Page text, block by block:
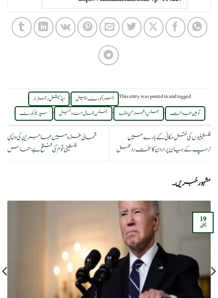
This entry was posted inand tagged انٹراکورٹ اپیل , ایڈیشنل رجسٹرار ,
توہین عدالت , جسٹس اطہر من اللہ , جسٹس جمال مندوخیل , سپریم کورٹ .
فلسطینیوں کی نقل مکانی کے بارے میں
ٹرمپ کے بیان پر اردن کا سخت ردعمل
شمالی غزہ میں مہاجرین کی واپسی
فلسطینی قوم کی فتح ہے:حماس
مشہور خبریں۔
19
اکتوبر